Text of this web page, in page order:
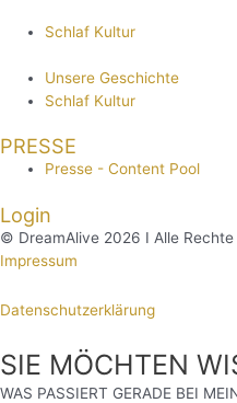
Schlaf Kultur
Unsere Geschichte
Schlaf Kultur
PRESSE
Presse - Content Pool
Login
© DreamAlive 2026 I Alle
Impressum
Datenschutzerklärung
SIE MÖCHTEN
WAS PASSIERT GERADE BEI